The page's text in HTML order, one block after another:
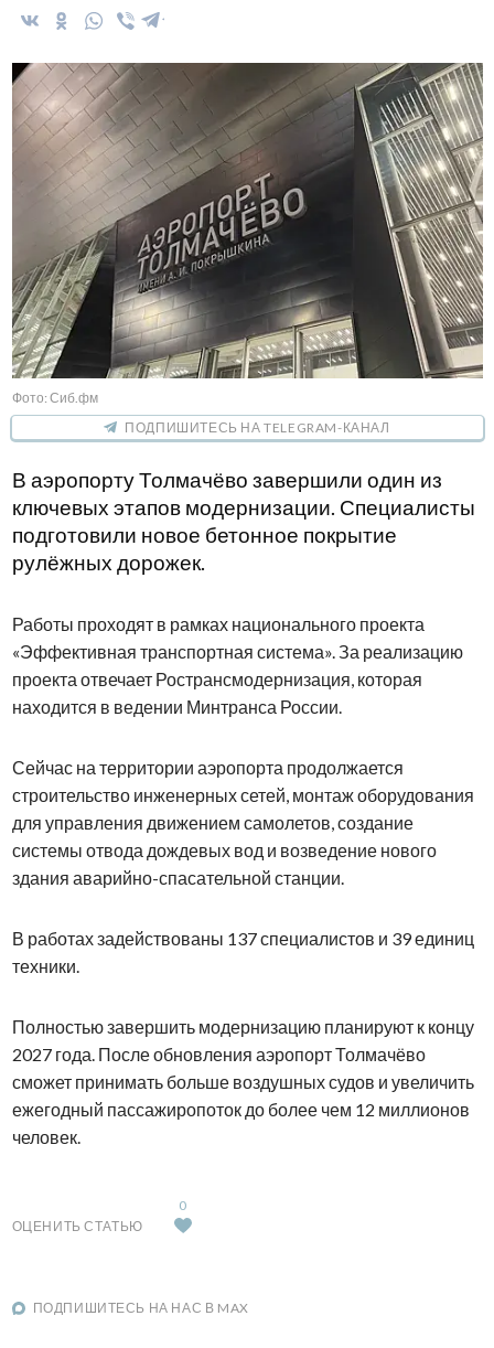
Фото: Сиб.фм
ПОДПИШИТЕСЬ НА TELEGRAM-КАНАЛ
В аэропорту Толмачёво завершили один из
ключевых этапов модернизации. Специалисты
подготовили новое бетонное покрытие
рулёжных дорожек.
Работы проходят в рамках национального проекта
«Эффективная транспортная система». За реализацию
проекта отвечает Ространсмодернизация, которая
находится в ведении Минтранса России.
Сейчас на территории аэропорта продолжается
строительство инженерных сетей, монтаж оборудования
для управления движением самолетов, создание
системы отвода дождевых вод и возведение нового
здания аварийно-спасательной станции.
В работах задействованы 137 специалистов и 39 единиц
техники.
Полностью завершить модернизацию планируют к концу
2027 года. После обновления аэропорт Толмачёво
сможет принимать больше воздушных судов и увеличить
ежегодный пассажиропоток до более чем 12 миллионов
человек.
ОЦЕНИТЬ СТАТЬЮ
0
ПОДПИШИТЕСЬ НА НАС В MAX